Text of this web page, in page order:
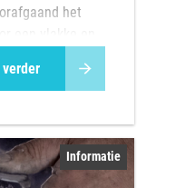
het
verder
Informatie